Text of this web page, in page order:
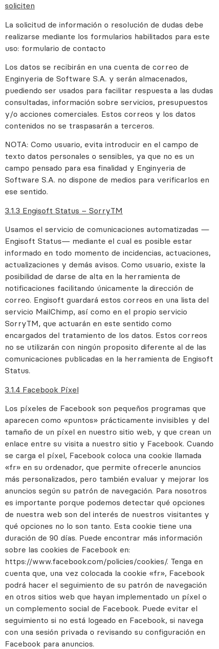
soliciten
La solicitud de información o resolución de dudas debe
realizarse mediante los formularios habilitados para este
uso: formulario de contacto
Los datos se recibirán en una cuenta de correo de
Enginyeria de Software S.A. y serán almacenados,
puediendo ser usados para facilitar respuesta a las dudas
consultadas, información sobre servicios, presupuestos
y/o acciones comerciales. Estos correos y los datos
contenidos no se traspasarán a terceros.
NOTA: Como usuario, evita introducir en el campo de
texto datos personales o sensibles, ya que no es un
campo pensado para esa finalidad y Enginyeria de
Software S.A. no dispone de medios para verificarlos en
ese sentido.
3.1.3 Engisoft Status – SorryTM
Usamos el servicio de comunicaciones automatizadas —
Engisoft Status— mediante el cual es posible estar
informado en todo momento de incidencias, actuaciones,
actualizaciones y demás avisos. Como usuario, existe la
posibilidad de darse de alta en la herramienta de
notificaciones facilitando únicamente la dirección de
correo. Engisoft guardará estos correos en una lista del
servicio MailChimp, así como en el propio servicio
SorryTM, que actuarán en este sentido como
encargados del tratamiento de los datos. Estos correos
no se utilizarán con ningún proposito diferente al de las
comunicaciones publicadas en la herramienta de Engisoft
Status.
3.1.4 Facebook Píxel
Los píxeles de Facebook son pequeños programas que
aparecen como «puntos» prácticamente invisibles y del
tamaño de un píxel en nuestro sitio web, y que crean un
enlace entre su visita a nuestro sitio y Facebook. Cuando
se carga el píxel, Facebook coloca una cookie llamada
«fr» en su ordenador, que permite ofrecerle anuncios
más personalizados, pero también evaluar y mejorar los
anuncios según su patrón de navegación. Para nosotros
es importante porque podemos detectar qué opciones
de nuestra web son del interés de nuestros visitantes y
qué opciones no lo son tanto. Esta cookie tiene una
duración de 90 días. Puede encontrar más información
sobre las cookies de Facebook en:
https://www.facebook.com/policies/cookies/. Tenga en
cuenta que, una vez colocada la cookie «fr», Facebook
podrá hacer el seguimiento de su patrón de navegación
en otros sitios web que hayan implementado un píxel o
un complemento social de Facebook. Puede evitar el
seguimiento si no está logeado en Facebook, si navega
con una sesión privada o revisando su configuración en
Facebook para anuncios.